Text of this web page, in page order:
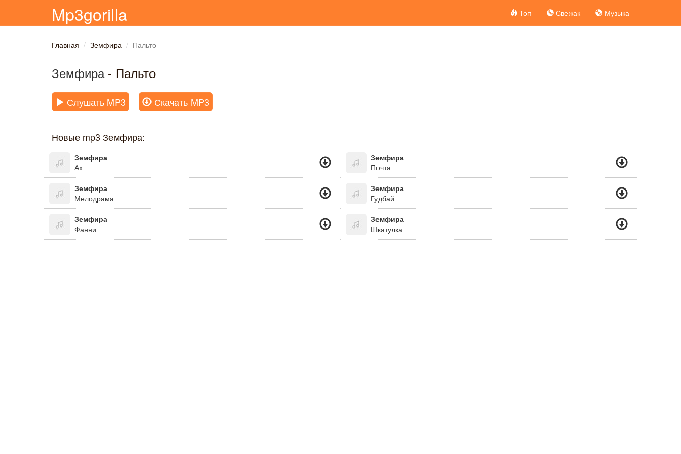
Mp3gorilla Топ Свежак Музыка
Главная Земфира Пальто
Земфира- Пальто
Слушать MP3 Скачать MP3
Новые mp3 Земфира:
Земфира
Ах
Земфира
Почта
Земфира
Мелодрама
Земфира
Гудбай
Земфира
Фанни
Земфира
Шкатулка